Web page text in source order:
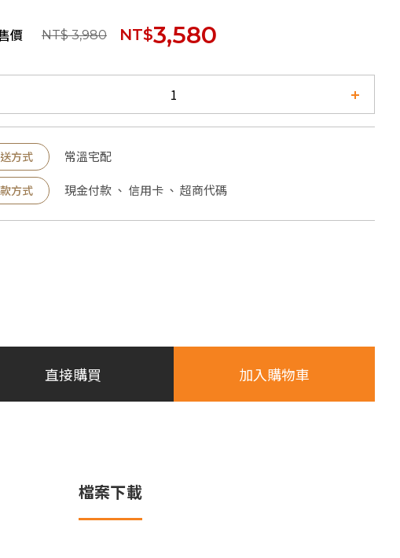
價 NT$ 3,980 NT$3,580
方式 常溫宅配
方式 現金付款 、 信用卡 、 超商代碼
直接購買 加入購物車
檔案下載